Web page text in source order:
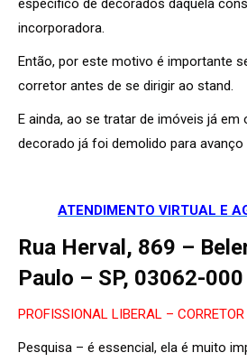
específico de decorados daquela
incorporadora.
Então, por este motivo é importante
corretor antes de se dirigir ao stand.
E ainda, ao se tratar de imóveis já em
decorado já foi demolido para avanço
ATENDIMENTO VIRTUAL E
Rua Herval, 869 –
Paulo – SP, 03062-000
PROFISSIONAL LIBERAL –
Pesquisa – é essencial, ela é muito